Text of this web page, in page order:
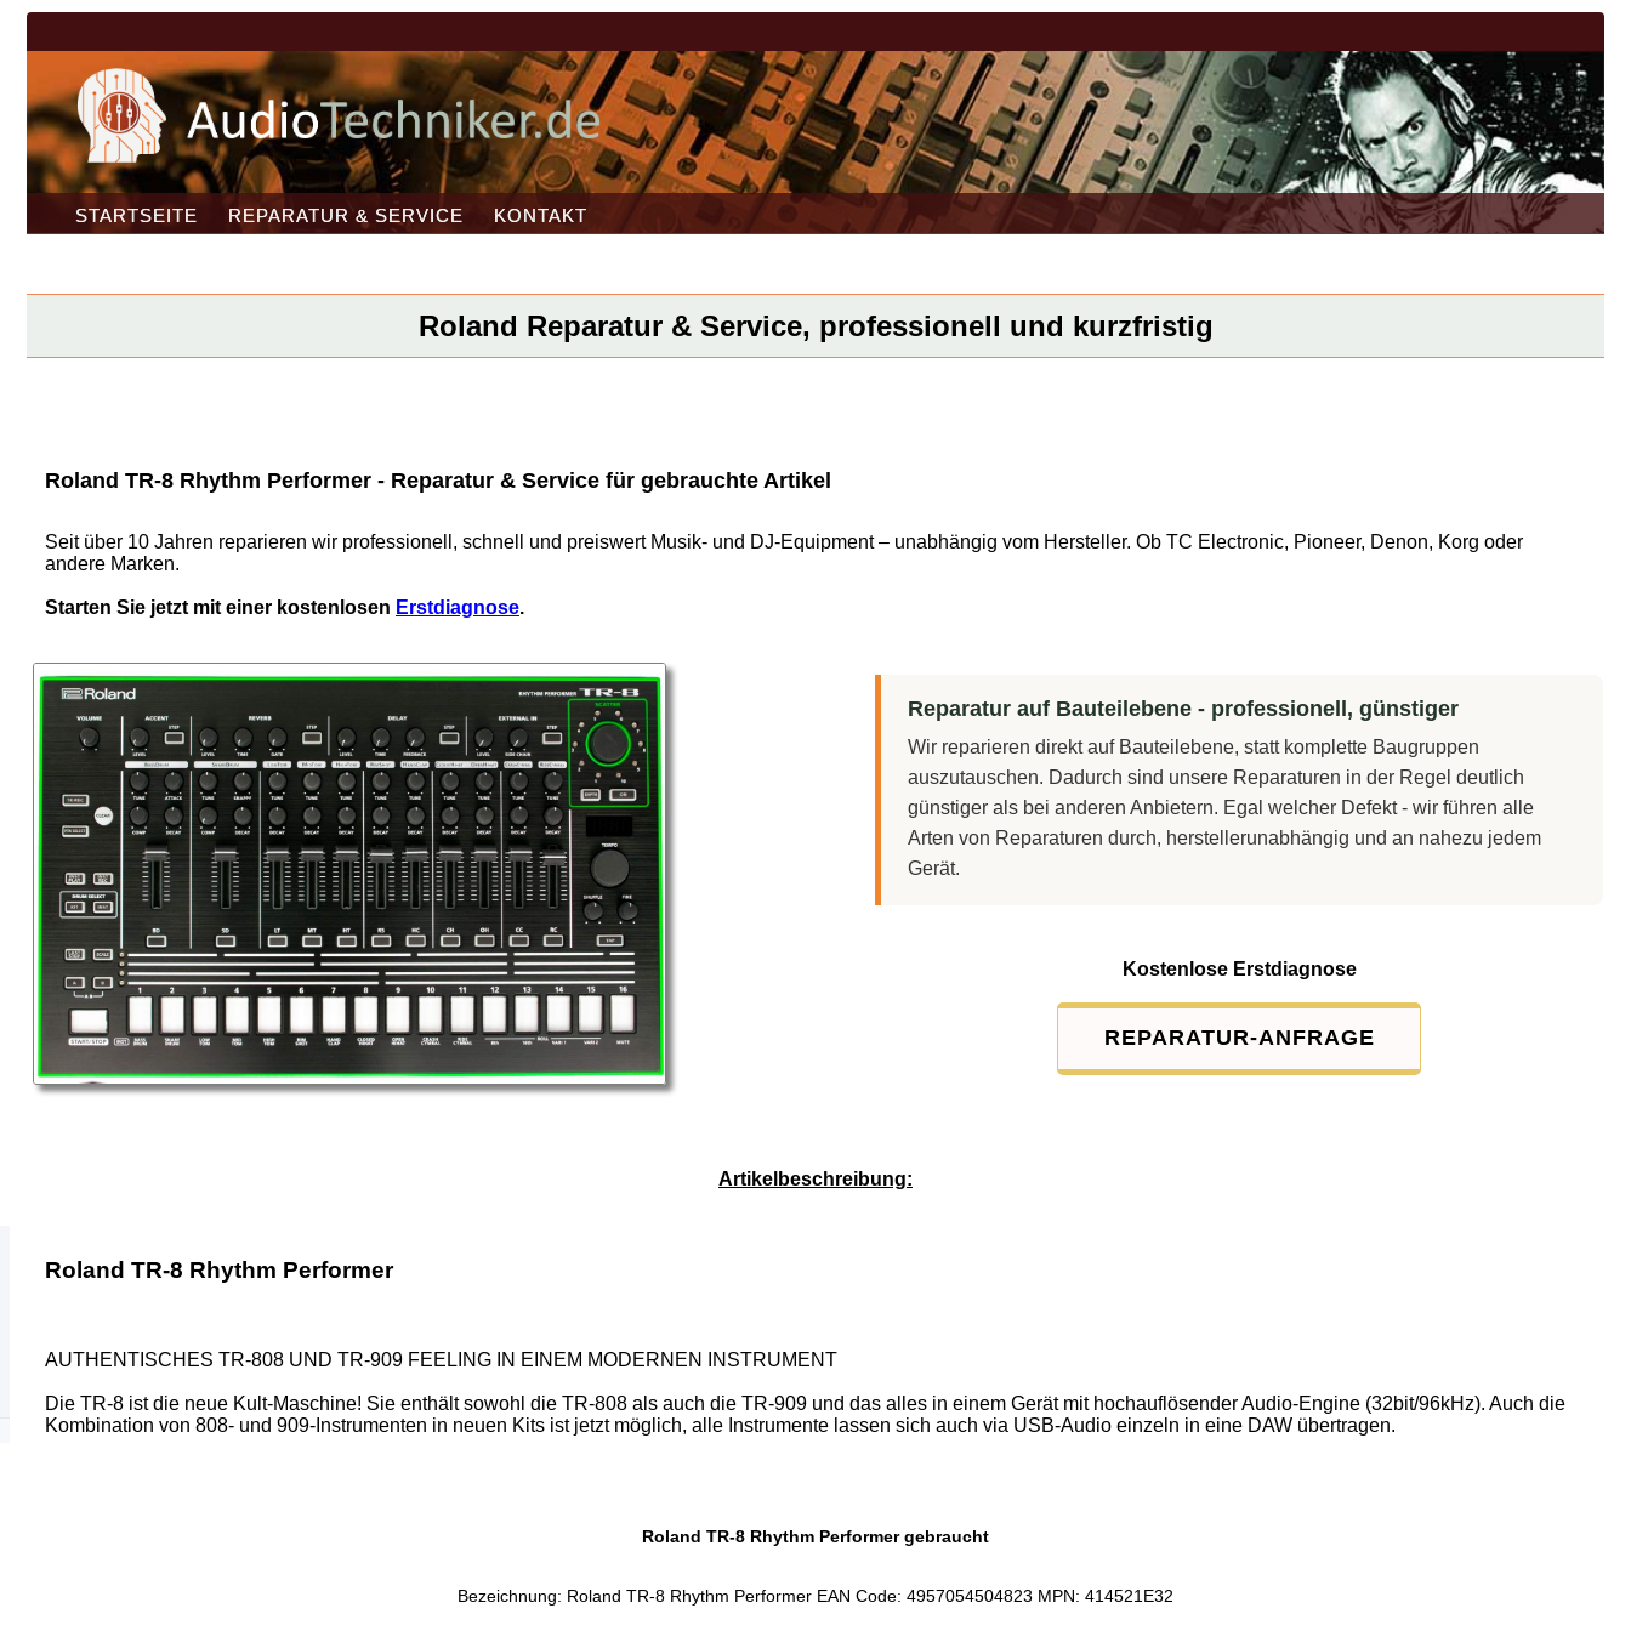
STARTSEITE REPARATUR & SERVICE KONTAKT
Roland Reparatur & Service, professionell und kurzfristig
Roland TR-8 Rhythm Performer - Reparatur & Service für gebrauchte Artikel
Seit über 10 Jahren reparieren wir professionell, schnell und preiswert Musik- und DJ-Equipment – unabhängig vom Hersteller. Ob TC Electronic, Pioneer, Denon, Korg oder
andere Marken.
Starten Sie jetzt mit einer kostenlosen Erstdiagnose.
Reparatur auf Bauteilebene - professionell, günstiger
Wir reparieren direkt auf Bauteilebene, statt komplette Baugruppen
auszutauschen. Dadurch sind unsere Reparaturen in der Regel deutlich
günstiger als bei anderen Anbietern. Egal welcher Defekt - wir führen alle
Arten von Reparaturen durch, herstellerunabhängig und an nahezu jedem
Gerät.
Kostenlose Erstdiagnose
REPARATUR-ANFRAGE
Artikelbeschreibung:
Roland TR-8 Rhythm Performer
AUTHENTISCHES TR-808 UND TR-909 FEELING IN EINEM MODERNEN INSTRUMENT
Die TR-8 ist die neue Kult-Maschine! Sie enthält sowohl die TR-808 als auch die TR-909 und das alles in einem Gerät mit hochauflösender Audio-Engine (32bit/96kHz). Auch die
Kombination von 808- und 909-Instrumenten in neuen Kits ist jetzt möglich, alle Instrumente lassen sich auch via USB-Audio einzeln in eine DAW übertragen.
Roland TR-8 Rhythm Performer gebraucht
Bezeichnung: Roland TR-8 Rhythm Performer EAN Code: 4957054504823 MPN: 414521E32